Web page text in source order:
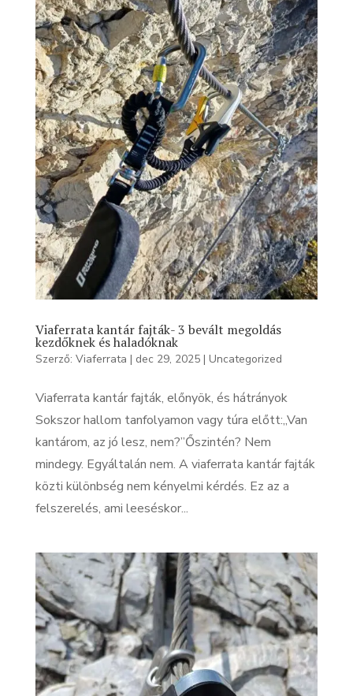
Viaferrata kantár fajták- 3 bevált megoldás
kezdőknek és haladóknak
Szerző: Viaferrata | dec 29, 2025| Uncategorized
Viaferrata kantár fajták, előnyök, és hátrányok
Sokszor hallom tanfolyamon vagy túra előtt:„Van
kantárom, az jó lesz, nem?”Őszintén? Nem
mindegy. Egyáltalán nem. A viaferrata kantár fajták
közti különbség nem kényelmi kérdés. Ez az a
felszerelés, ami leeséskor...